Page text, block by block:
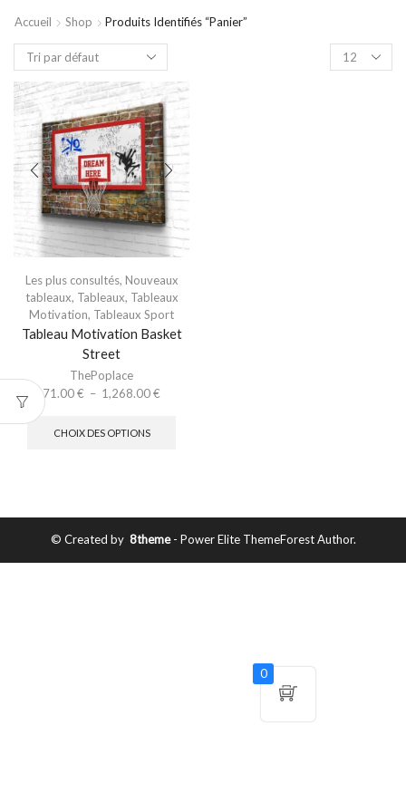
Accueil Shop Produits Identifiés “panier”
Les plus consultés, Nouveaux
tableaux, Tableaux, Tableaux
Motivation, Tableaux Sport
Tableau Motivation Basket
Street
ThePoplace
71.00€ – 1,268.00€
CHOIX DES OPTIONS
© Created by 8theme- Power Elite ThemeForest Author.
0